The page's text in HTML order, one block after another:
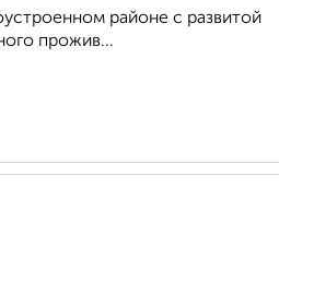
районе с развитой
прожив...